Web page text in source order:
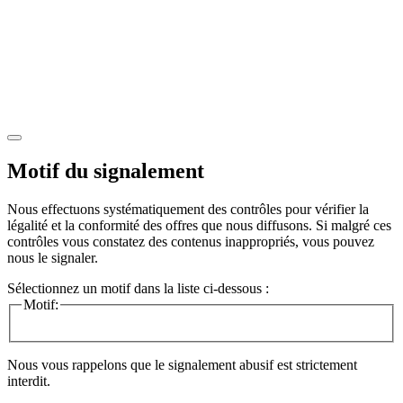
Motif du signalement
Nous effectuons systématiquement des contrôles pour vérifier la
légalité et la conformité des offres que nous diffusons. Si malgré ces
contrôles vous constatez des contenus inappropriés, vous pouvez
nous le signaler.
Sélectionnez un motif dans la liste ci-dessous :
Motif:
Nous vous rappelons que le signalement abusif est strictement
interdit.